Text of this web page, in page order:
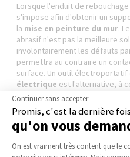
Lorsque l'enduit de
s'impose afin d'obtenir un
la mise en peinture du mur.
abrasif n'est pas la meilleure
involontairement les défauts
permettra au contraire un
surface. Un outil électroportatif
électrique est l'alternative, à
maniement.
Etape 4 : l'application d'une
Continuer sans accepter
Promis, c'est la dernière fois
qu'on vous
Plateforme de
On est vraiment très content que le